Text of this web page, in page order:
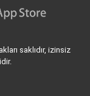
saklıdır, izinsiz